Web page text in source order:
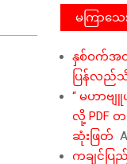
မကြာသ
နှစ်ဝက်အ
ပြန်လည်
“ မဟာဗ
လို့ PDF တ
ဆုံးဖြတ်
ကချင်ပြ